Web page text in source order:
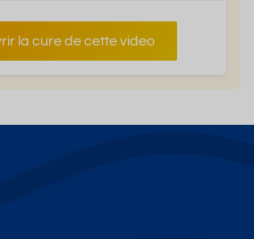
la cure de cette video